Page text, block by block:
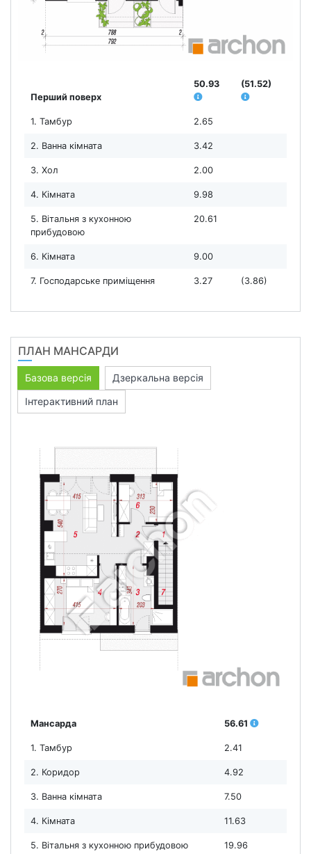
Перший поверх
50.93 (51.52)
1. Тамбур 2.65
2. Ванна кімната 3.42
3. Хол 2.00
4. Кімната 9.98
5. Вітальня з кухонною
прибудовою
20.61
6. Кімната 9.00
7. Господарське приміщення 3.27 (3.86)
ПЛАН МАНСАРДИ
Базова версія
Дзеркальна версія
Інтерактивний план
Мансарда 56.61
1. Тамбур 2.41
2. Коридор 4.92
3. Ванна кімната 7.50
4. Кімната 11.63
5. Вітальня з кухонною прибудовою 19.96